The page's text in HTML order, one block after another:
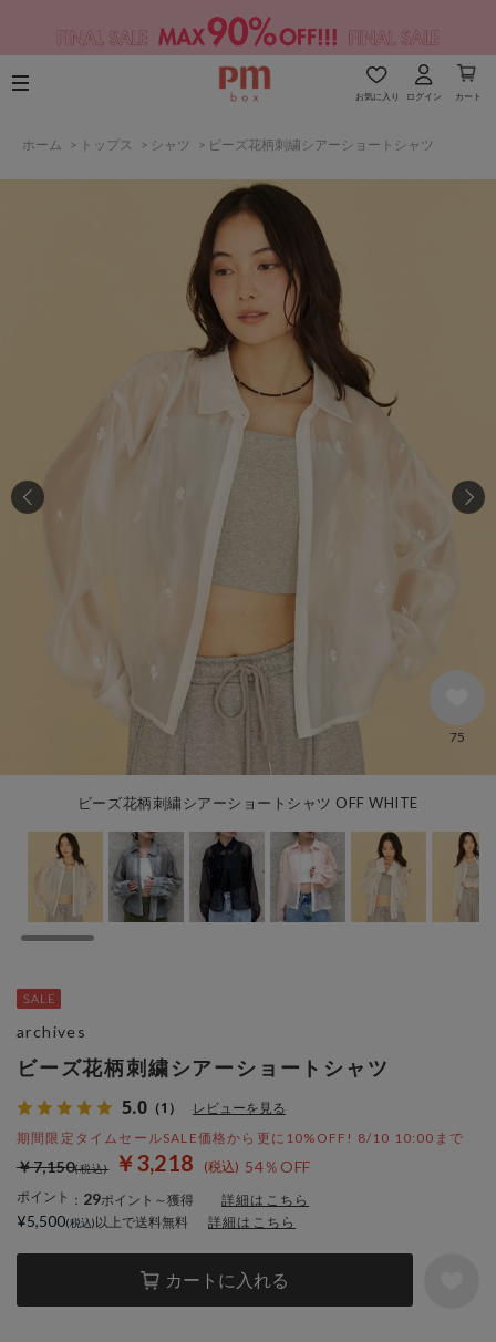
お気に入り ログイン カート
ホーム > トップス > シャツ > ビーズ花柄刺繍シアーショートシャツ
ビーズ花柄刺繍シアーショートシャツ OFF WHITE
75
ビーズ花柄刺繍シアーショートシャツ
5.0 （1） レビューを見る
期間限定タイムセールSALE価格から更に10%OFF! 8/10 10:00まで
￥3,218 54％OFF
￥7,150
ポイント ： 29ポイント～獲得 詳細はこちら
カートに入れる
archives
¥5,500 以上で送料無料 詳細はこちら